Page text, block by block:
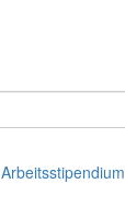
Arbeitsstipendium